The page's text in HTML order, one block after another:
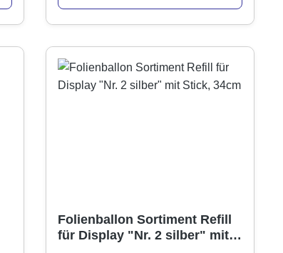
Folienballon Sortiment Refill
für Display "Nr. 2 silber" mit